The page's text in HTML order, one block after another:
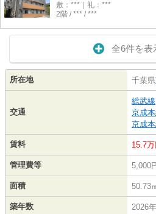
敷：***｜礼：***
2階 / *** / ***
全6件を表
所在地 千葉県
交通
総武線
京成
京成
賃料 15.7万
管理費等 5,000
面積 50.73
築年数 2026